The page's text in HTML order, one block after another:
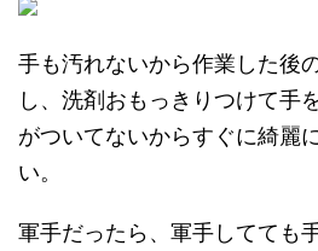
手も汚れないから作業した後
し、洗剤おもっきりつけて手
がついてないからすぐに綺麗
い。
軍手だったら、軍手してても